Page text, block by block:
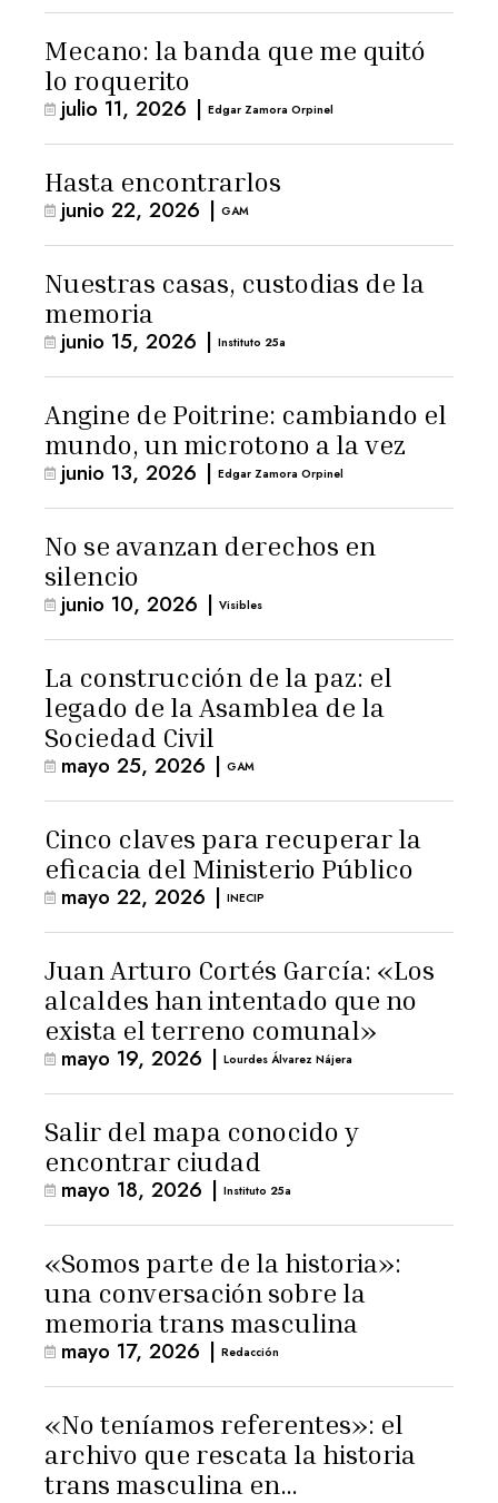
Mecano: la banda que me quitó
lo roquerito
julio 11, 2026 | Edgar Zamora Orpinel
Hasta encontrarlos
junio 22, 2026 | GAM
Nuestras casas, custodias de la
memoria
junio 15, 2026 | Instituto 25a
Angine de Poitrine: cambiando el
mundo, un microtono a la vez
junio 13, 2026 | Edgar Zamora Orpinel
No se avanzan derechos en
silencio
junio 10, 2026 | Visibles
La construcción de la paz: el
legado de la Asamblea de la
Sociedad Civil
mayo 25, 2026 | GAM
Cinco claves para recuperar la
eficacia del Ministerio Público
mayo 22, 2026 | INECIP
Juan Arturo Cortés García: «Los
alcaldes han intentado que no
exista el terreno comunal»
mayo 19, 2026 | Lourdes Álvarez Nájera
Salir del mapa conocido y
encontrar ciudad
mayo 18, 2026 | Instituto 25a
«Somos parte de la historia»:
una conversación sobre la
memoria trans masculina
mayo 17, 2026 | Redacción
«No teníamos referentes»: el
archivo que rescata la historia
trans masculina en